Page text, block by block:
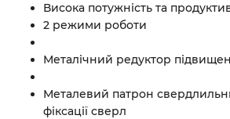
Висока потужність та
2 режими роботи
Металічний редуктор
Металевий патрон
фіксації сверл